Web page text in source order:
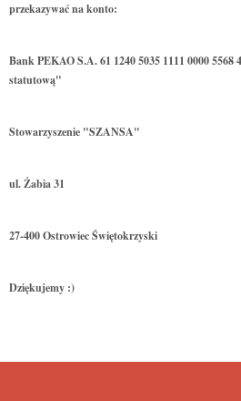
przekazywać na konto:
Bank PEKAO S.A. 61 1240 5035 1111 0000 5568
statutową"
Stowarzyszenie "SZANSA"
ul. Żabia 31
27-400 Ostrowiec Świętokrzyski
Dziękujemy :)